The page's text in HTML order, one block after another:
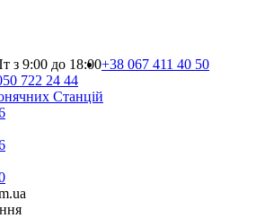
з 9:00 до 18:00+38 067 411 40 50
722 24 44
Cтанцій